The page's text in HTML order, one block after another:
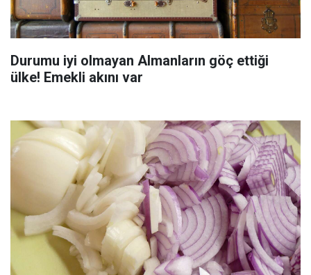
Durumu iyi olmayan Almanların göç ettiği
ülke! Emekli akını var